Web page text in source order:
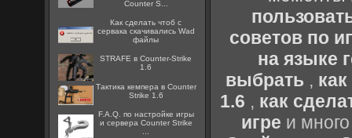
Counter S...
Как сделать чтоб с
сервака скачивались Wad
файлы
STRAFE в Counter-Strike
1.6
Тактика кемпера в Counter
Strike 1.6
F.A.Q. по настройке игры
и сервера Counter Strike
советов по
на языке
выбрать ,
1.6 , как
игре и